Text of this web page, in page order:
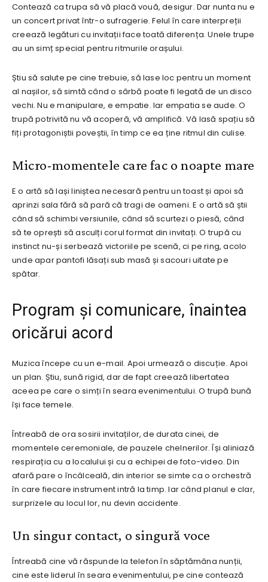
Contează ca trupa să vă placă vouă, desigur. Dar nunta nu e
un concert privat într-o sufragerie. Felul în care interpreții
creează legături cu invitații face toată diferența. Unele trupe
au un simț special pentru ritmurile orașului.
Știu să salute pe cine trebuie, să lase loc pentru un moment
al nașilor, să simtă când o sârbă poate fi legată de un disco
vechi. Nu e manipulare, e empatie. Iar empatia se aude. O
trupă potrivită nu vă acoperă, vă amplifică. Vă lasă spațiu să
fiți protagoniștii poveștii, în timp ce ea ține ritmul din culise.
Micro-momentele care fac o noapte mare
E o artă să lași liniștea necesară pentru un toast și apoi să
aprinzi sala fără să pară că tragi de oameni. E o artă să știi
când să schimbi versiunile, când să scurtezi o piesă, când
să te oprești să asculți corul format din invitați. O trupă cu
instinct nu-și serbează victoriile pe scenă, ci pe ring, acolo
unde apar pantofi lăsați sub masă și sacouri uitate pe
spătar.
Program și comunicare, înaintea
oricărui acord
Muzica începe cu un e-mail. Apoi urmează o discuție. Apoi
un plan. Știu, sună rigid, dar de fapt creează libertatea
aceea pe care o simți în seara evenimentului. O trupă bună
își face temele.
Întreabă de ora sosirii invitaților, de durata cinei, de
momentele ceremoniale, de pauzele chelnerilor. Își aliniază
respirația cu a localului și cu a echipei de foto-video. Din
afară pare o încâlceală, din interior se simte ca o orchestră
în care fiecare instrument intră la timp. Iar când planul e clar,
surprizele au locul lor, nu devin accidente.
Un singur contact, o singură voce
Întreabă cine vă răspunde la telefon în săptămâna nunții,
cine este liderul în seara evenimentului, pe cine contează